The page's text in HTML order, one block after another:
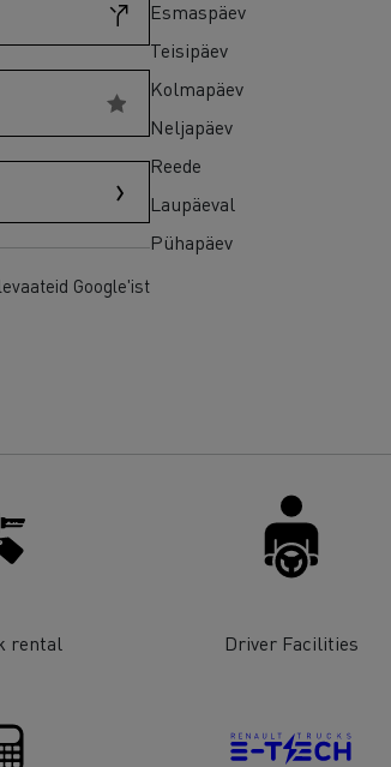
Google'ist
Esmaspäev
Teisipäev
Kolmapäev
Neljapäev
Reede
Laupäeval
Pühapäev
rental Driver Facilities